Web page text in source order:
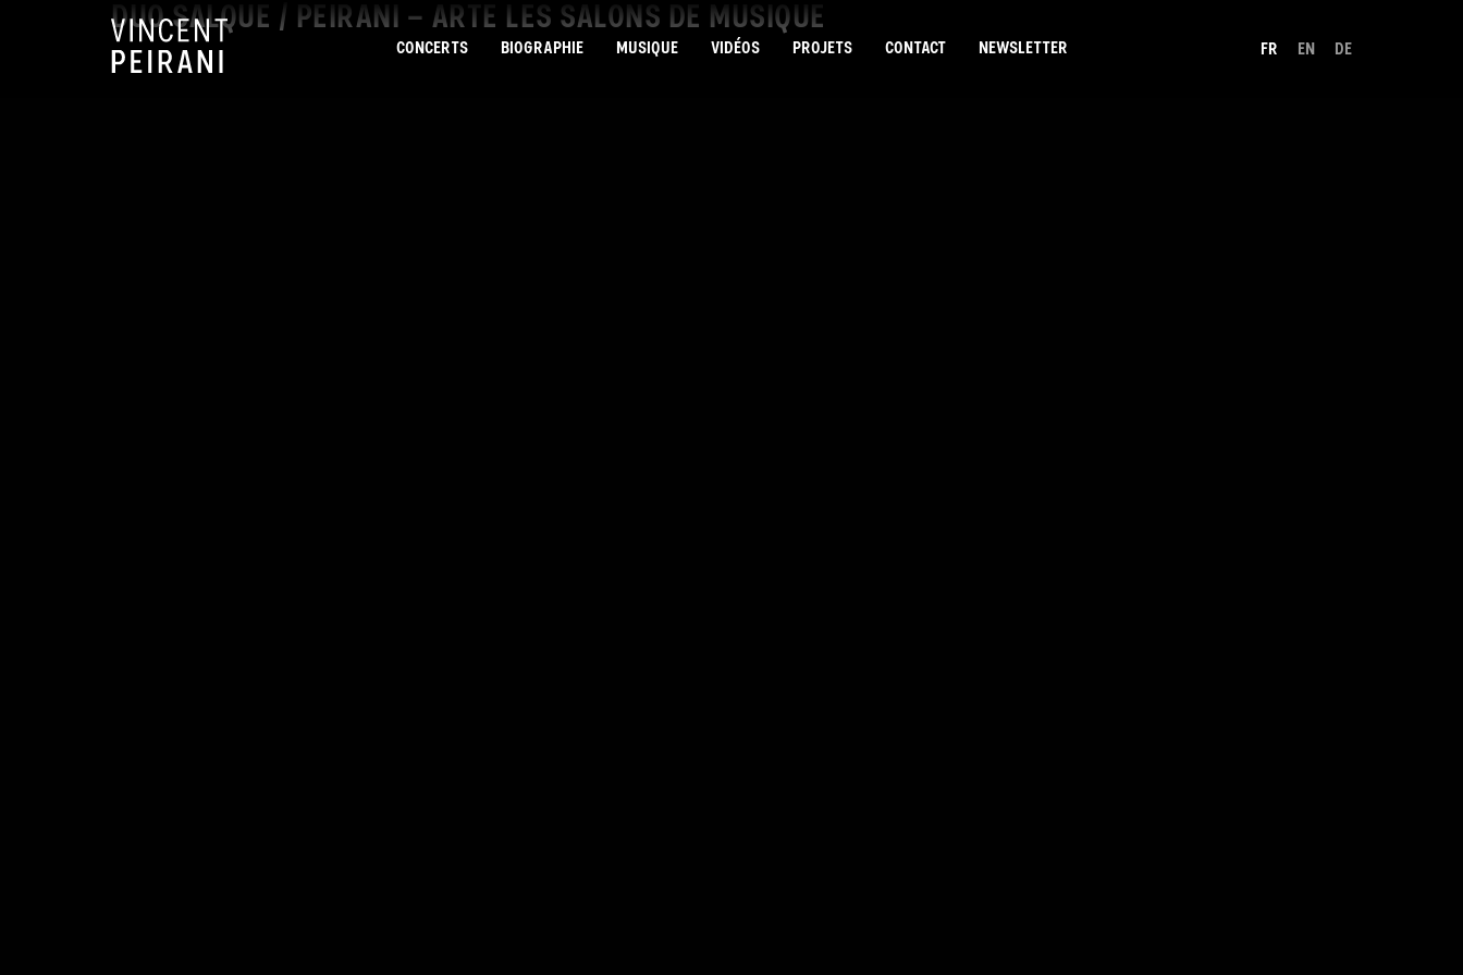
CONCERTS BIOGRAPHIE MUSIQUE VIDÉOS PROJETS CONTACT NEWSLETTER FR EN DE
DUO SALQUE / PEIRANI – ARTE LES SALONS DE MUSIQUE